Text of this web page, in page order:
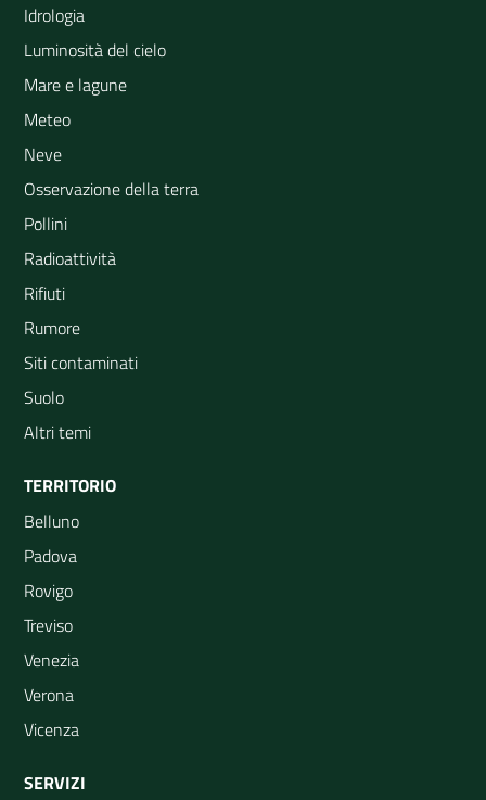
Idrologia
Luminosità del cielo
Mare e lagune
Meteo
Neve
Osservazione della terra
Pollini
Radioattività
Rifiuti
Rumore
Siti contaminati
Suolo
Altri temi
TERRITORIO
Belluno
Padova
Rovigo
Treviso
Venezia
Verona
Vicenza
SERVIZI